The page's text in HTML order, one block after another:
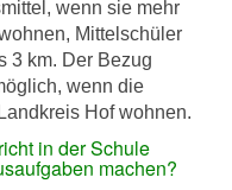
wenn sie mehr
Mittelschüler
3 km. Der Bezug
wenn die
Hof wohnen.
in der Schule
machen?